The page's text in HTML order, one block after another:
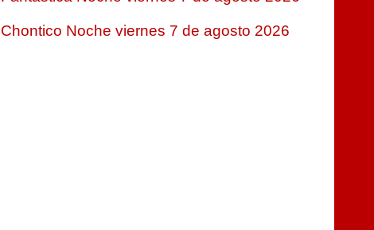
Chontico Noche viernes 7 de agosto 2026